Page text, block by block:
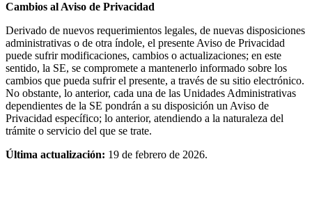
Cambios al Aviso de Privacidad
Derivado de nuevos requerimientos legales, de nuevas disposiciones
administrativas o de otra índole, el presente Aviso de Privacidad
puede sufrir modificaciones, cambios o actualizaciones; en este
sentido, la SE, se compromete a mantenerlo informado sobre los
cambios que pueda sufrir el presente, a través de su sitio electrónico.
No obstante, lo anterior, cada una de las Unidades Administrativas
dependientes de la SE pondrán a su disposición un Aviso de
Privacidad específico; lo anterior, atendiendo a la naturaleza del
trámite o servicio del que se trate.
Última actualización: 19 de febrero de 2026.